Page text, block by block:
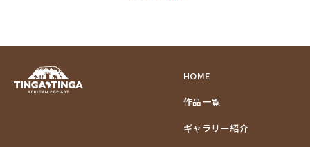
HOME
作品一覧
ギャラリー紹介